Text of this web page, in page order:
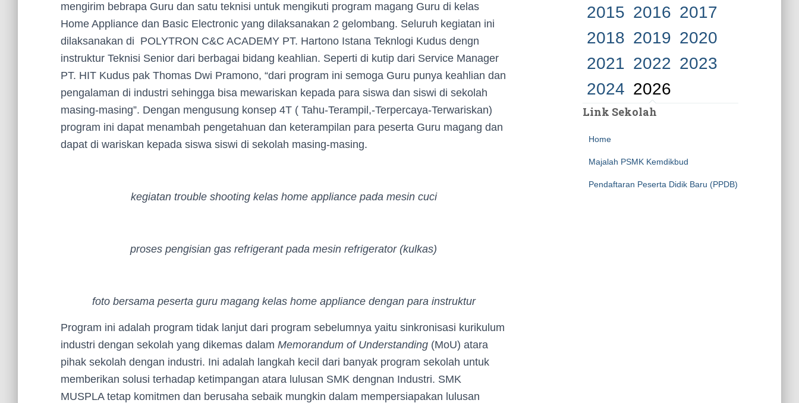
mengirim bebrapa Guru dan satu teknisi untuk mengikuti program magang Guru di kelas
Home Appliance dan Basic Electronic yang dilaksanakan 2 gelombang. Seluruh kegiatan ini
dilaksanakan di POLYTRON C&C ACADEMY PT. Hartono Istana Teknlogi Kudus dengn
instruktur Teknisi Senior dari berbagai bidang keahlian. Seperti di kutip dari Service Manager
PT. HIT Kudus pak Thomas Dwi Pramono, “dari program ini semoga Guru punya keahlian dan
pengalaman di industri sehingga bisa mewariskan kepada para siswa dan siswi di sekolah
masing-masing”. Dengan mengusung konsep 4T ( Tahu-Terampil,-Terpercaya-Terwariskan)
program ini dapat menambah pengetahuan dan keterampilan para peserta Guru magang dan
dapat di wariskan kepada siswa siswi di sekolah masing-masing.
kegiatan trouble shooting kelas home appliance pada mesin cuci
proses pengisian gas refrigerant pada mesin refrigerator (kulkas)
foto bersama peserta guru magang kelas home appliance dengan para instruktur
Program ini adalah program tidak lanjut dari program sebelumnya yaitu sinkronisasi kurikulum
industri dengan sekolah yang dikemas dalam Memorandum of Understanding (MoU) atara
pihak sekolah dengan industri. Ini adalah langkah kecil dari banyak program sekolah untuk
memberikan solusi terhadap ketimpangan atara lulusan SMK dengnan Industri. SMK
MUSPLA tetap komitmen dan berusaha sebaik mungkin dalam mempersiapakan lulusan
2015 2016 2017
2018 2019 2020
2021 2022 2023
2024 2026
Link Sekolah
Home
Majalah PSMK Kemdikbud
Pendaftaran Peserta Didik Baru (PPDB)